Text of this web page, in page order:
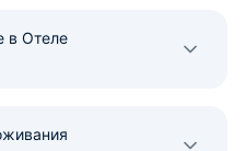
в Отеле